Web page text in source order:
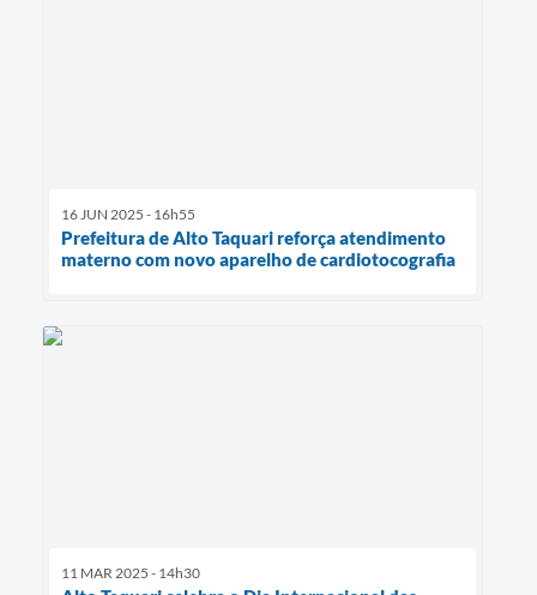
16 JUN 2025 - 16h55
Prefeitura de Alto Taquari reforça atendimento
materno com novo aparelho de cardiotocografia
11 MAR 2025 - 14h30